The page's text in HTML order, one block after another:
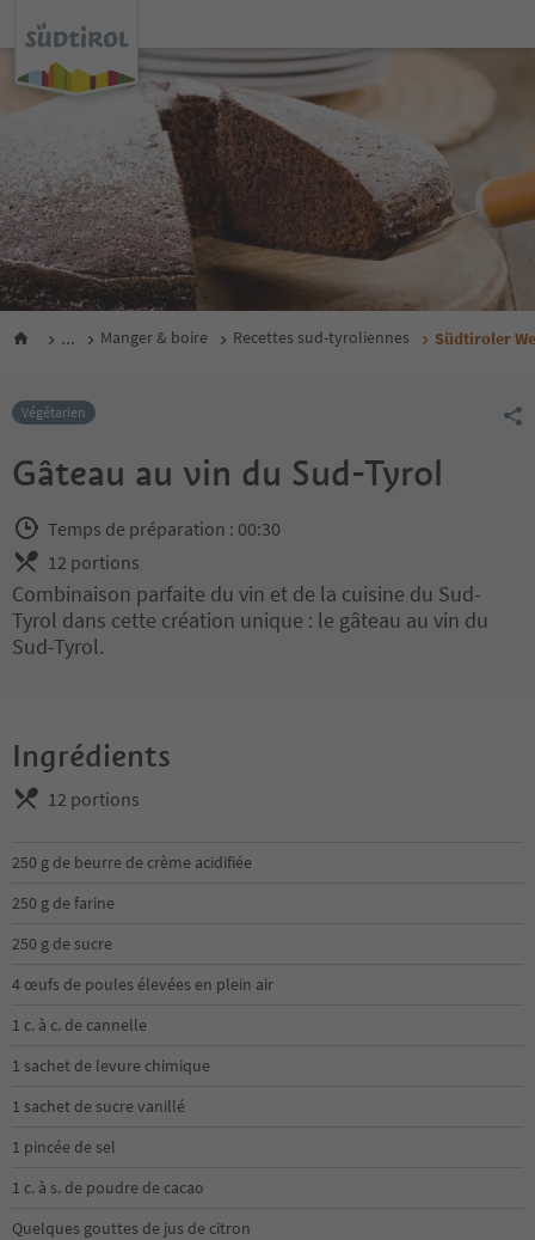
... Manger & boire Recettes sud-tyroliennes Südtiroler
Végétarien
Gâteau au vin du Sud-Tyrol
Temps de préparation : 00:30
12 portions
Combinaison parfaite du vin et de la cuisine du Sud-
Tyrol dans cette création unique : le gâteau au vin du
Sud-Tyrol.
Ingrédients
12 portions
250 g de beurre de crème acidifiée
250 g de farine
250 g de sucre
4 œufs de poules élevées en plein air
1 c. à c. de cannelle
1 sachet de levure chimique
1 sachet de sucre vanillé
1 pincée de sel
1 c. à s. de poudre de cacao
Quelques gouttes de jus de citron